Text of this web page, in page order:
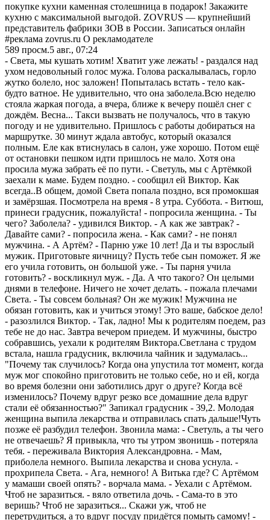
покупке кухни каменная столешница в подарок! Закажите
кухню с максимальной выгодой. ZOVRUS — крупнейший
представитель фабрики ЗОВ в России. Записаться онлайн
#реклама zovrus.ru О рекламодателе
589 просм.5 авг., 07:24
- Света, мы кушать хотим! Хватит уже лежать! - раздался над
ухом недовольный голос мужа. Голова раскалывалась, горло
жутко болело, нос заложен! Попыталась встать - тело как-
будто ватное. Не удивительно, что она заболела.Всю неделю
стояла жаркая погода, а вчера, ближе к вечеру пошёл снег с
дождём. Весна... Такси вызвать не получалось, что в такую
погоду и не удивительно. Пришлось с работы добираться на
маршрутке. 30 минут ждала автобус, который оказался
полным. Еле как втиснулась в салон, уже хорошо. Потом ещё
от остановки пешком идти пришлось не мало. Хотя она
просила мужа забрать её по пути. - Светуль, мы с Артёмкой
заехали к маме. Будем поздно. - сообщил ей Виктор. Как
всегда..В общем, домой Света попала поздно, вся промокшая
и замёрзшая. Посмотрела на время - 8 утра. Суббота. - Витюш,
принеси градусник, пожалуйста! - попросила женщина. - Ты
чего? Заболела? - удивился Виктор. - А как же завтрак? -
Давайте сами? - попросила жена. - Как сами? - не понял
мужчина. - А Артём? - Парню уже 10 лет! Да и ты взрослый
мужик. Приготовьте яичницу? Пусть тебе сын поможет. Я же
его учила готовить, он большой уже. - Ты парня учила
готовить? - воскликнул муж. - Да. А что такого? Он целыми
днями в телефоне. Ничего не хочет делать. - пожала плечами
Света. - Ты совсем больная? Он же мужик! Мужчина не
обязан готовить, как и учиться этому! Это ваше, бабское дело!
- разозлился Виктор. - Так, ладно! Мы к родителям поедем, раз
тебе не до нас. Завтра вечером приедем. И мужчины, быстро
собравшись, уехали к родителям Виктора.Светлана с трудом
встала, нашла градусник, включила чайник и задумалась...
"Почему так случилось? Когда она упустила тот момент, когда
муж мог спокойно приготовить не только себе, но и ей, когда
во время болезни они заботились друг о друге? Когда всё
изменилось? Почему вдруг резко все домашние дела вдруг
стали её обязанностью?" Запикал градусник - 39,2. Молодая
женщина выпила лекарства и отправилась спать дальше!Чуть
позже её разбудил телефон. Звонила мама: - Светуль, а ты чего
не отвечаешь? Я привыкла, что ты утром звонишь - потеряла
тебя. - переживала Виктория Александровна. - Мам,
приболела немного. Выпила лекарства и снова уснула. -
прохрипела Света. - Ага, немного! А Витька где? С Артёмом
у мамаши своей опять? - ворчала мама. - Уехали с Артёмом.
Чтоб не заразиться. - вяло ответила дочь. - Сама-то в это
веришь? Чтоб не заразиться... Скажи уж, чтоб не
перетрудиться, а то вдруг посуду придётся помыть самому! -